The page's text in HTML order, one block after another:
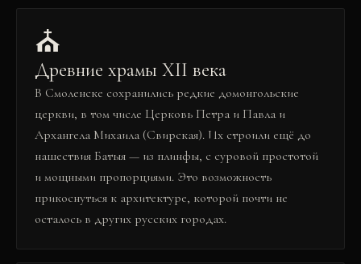
⛪
Древние храмы XII века
В Смоленске сохранились редкие домонгольские
церкви, в том числе Церковь Петра и Павла и
Архангела Михаила (Свирская). Их строили ещё до
нашествия Батыя — из плинфы, с суровой простотой
и мощными пропорциями. Это возможность
прикоснуться к архитектуре, которой почти не
осталось в других русских городах.